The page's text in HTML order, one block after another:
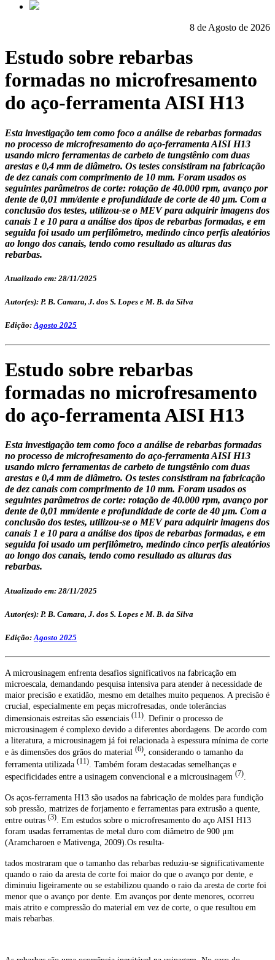
8 de Agosto de 2026
Estudo sobre rebarbas
formadas no microfresamento
do aço-ferramenta AISI H13
Esta investigação tem como foco a análise de rebarbas formadas
no processo de microfresamento do aço-ferramenta AISI H13
usando micro ferramentas de carbeto de tungstênio com duas
arestas e 0,4 mm de diâmetro. Os testes consistiram na fabricação
de dez canais com comprimento de 10 mm. Foram usados os
seguintes parâmetros de corte: rotação de 40.000 rpm, avanço por
dente de 0,01 mm/dente e profundidade de corte de 40 μm. Com a
conclusão dos testes, utilizou-se o MEV para adquirir imagens dos
canais 1 e 10 para a análise dos tipos de rebarbas formadas, e em
seguida foi usado um perfilômetro, medindo cinco perfis aleatórios
ao longo dos canais, tendo como resultado as alturas das
rebarbas.
Atualizado em: 28/11/2025
Autor(es): P. B. Camara, J. dos S. Lopes e M. B. da Silva
Edição:Agosto 2025
Estudo sobre rebarbas
formadas no microfresamento
do aço-ferramenta AISI H13
Esta investigação tem como foco a análise de rebarbas formadas
no processo de microfresamento do aço-ferramenta AISI H13
usando micro ferramentas de carbeto de tungstênio com duas
arestas e 0,4 mm de diâmetro. Os testes consistiram na fabricação
de dez canais com comprimento de 10 mm. Foram usados os
seguintes parâmetros de corte: rotação de 40.000 rpm, avanço por
dente de 0,01 mm/dente e profundidade de corte de 40 μm. Com a
conclusão dos testes, utilizou-se o MEV para adquirir imagens dos
canais 1 e 10 para a análise dos tipos de rebarbas formadas, e em
seguida foi usado um perfilômetro, medindo cinco perfis aleatórios
ao longo dos canais, tendo como resultado as alturas das
rebarbas.
Atualizado em: 28/11/2025
Autor(es): P. B. Camara, J. dos S. Lopes e M. B. da Silva
Edição: Agosto 2025
A microusinagem enfrenta desafios significativos na fabricação em
microescala, demandando pesquisa intensiva para atender à necessidade de
maior precisão e exatidão, mesmo em detalhes muito pequenos. A precisão é
crucial, especialmente em peças microfresadas, onde tolerâncias
dimensionais estreitas são essenciais (11) . Definir o processo de
microusinagem é complexo devido a diferentes abordagens. De acordo com
a literatura, a microusinagem já foi relacionada à espessura mínima de corte
e às dimensões dos grãos do material (6), considerando o tamanho da
ferramenta utilizada (11). Também foram destacadas semelhanças e
especificidades entre a usinagem convencional e a microusinagem (7)
Os aços-ferramenta H13 são usados na fabricação de moldes para fundição
sob pressão, matrizes de forjamento e ferramentas para extrusão a quente,
entre outras (3). Em estudos sobre o microfresamento do aço AISI H13
foram usadas ferramentas de metal duro com diâmetro de 900 μm
(Aramcharoen e Mativenga, 2009).Os resulta-
tados mostraram que o tamanho das rebarbas reduziu-se significativamente
quando o raio da aresta de corte foi maior do que o avanço por dente, e
diminuiu ligeiramente ou se estabilizou quando o raio da aresta de corte foi
menor que o avanço por dente. Em avanços por dente menores, ocorreu
mais atrito e compressão do material em vez de corte, o que resultou em
mais rebarbas.